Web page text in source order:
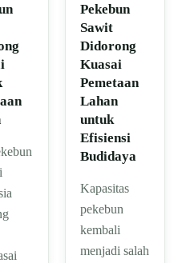
Pekebun
Sawit
Didorong
Kuasai
Pemetaan
Lahan
untuk
Efisiensi
Budidaya
Kapasitas
pekebun
kembali
menjadi salah